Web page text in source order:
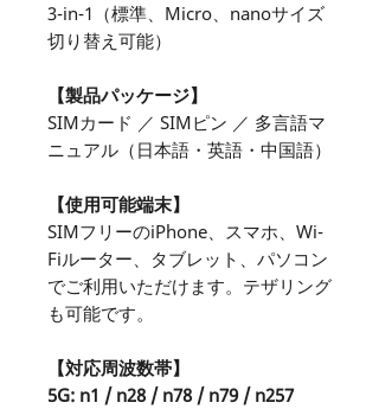
3-in-1（標準、Micro、nanoサイズ
切り替え可能）
【製品パッケージ】
SIMカード ／ SIMピン ／ 多言語マ
ニュアル（日本語・英語・中国語）
【使用可能端末】
SIMフリーのiPhone、スマホ、Wi-
Fiルーター、タブレット、パソコン
でご利用いただけます。テザリング
も可能です。
【対応周波数帯】
5G: n1 / n28 / n78 / n79 / n257